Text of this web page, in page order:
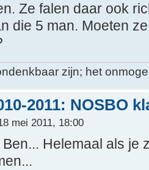
Ze falen daar ook
die 5 man. Moeten
zijn; het
2011: NOSBO
mei 2011, 18:00
Helemaal als je